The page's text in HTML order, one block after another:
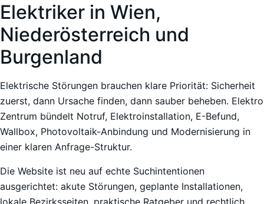
Elektriker in Wien,
Niederösterreich und
Burgenland
Elektrische Störungen brauchen klare Priorität: Sicherheit
zuerst, dann Ursache finden, dann sauber beheben. Elektro
Zentrum bündelt Notruf, Elektroinstallation, E-Befund,
Wallbox, Photovoltaik-Anbindung und Modernisierung in
einer klaren Anfrage-Struktur.
Die Website ist neu auf echte Suchintentionen
ausgerichtet: akute Störungen, geplante Installationen,
lokale Bezirksseiten, praktische Ratgeber und rechtlich